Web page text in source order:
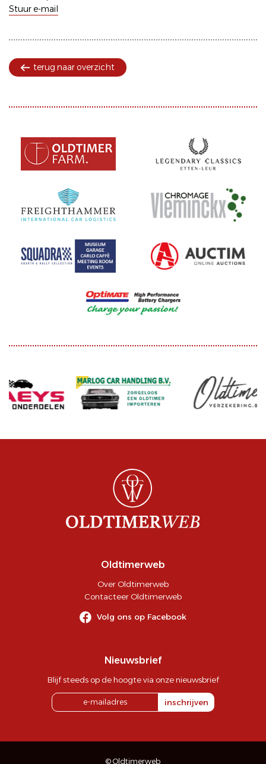
Stuur e-mail
terug naar overzicht
Oldtimerweb
Over Oldtimerweb
Contacteer Oldtimerweb
Volg ons op Facebook
Nieuwsbrief
Blijf steeds op de hoogte via onze nieuwsbrief
inschrijven
© Oldtimerweb